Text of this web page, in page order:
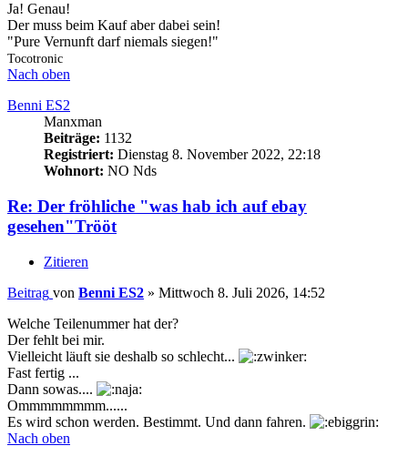
Ja! Genau!
Der muss beim Kauf aber dabei sein!
"Pure Vernunft darf niemals siegen!"
Tocotronic
Nach oben
Benni ES2
Manxman
Beiträge: 1132
Registriert: Dienstag 8. November 2022, 22:18
Wohnort: NO Nds
Re: Der fröhliche "was hab ich auf ebay
gesehen"Trööt
Zitieren
Beitrag von Benni ES2 » Mittwoch 8. Juli 2026, 14:52
Welche Teilenummer hat der?
Der fehlt bei mir.
Vielleicht läuft sie deshalb so schlecht...
Fast fertig ...
Dann sowas....
Ommmmmmmm......
Es wird schon werden. Bestimmt. Und dann fahren.
Nach oben